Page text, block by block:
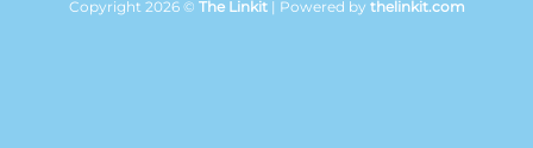
Copyright 2026 © The Linkit| Powered by thelinkit.com